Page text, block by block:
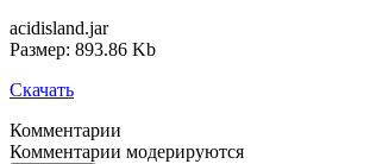
acidisland.jar
Размер: 893.86 Kb
Скачать
Комментарии
Комментарии модерируются